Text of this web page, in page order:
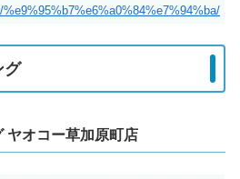
グ
ヤオコー草加原町店